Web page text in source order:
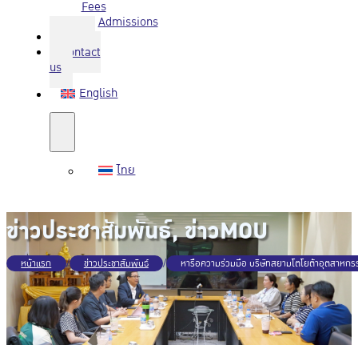
Fees
Admissions
Contact
us
English
ไทย
ข่าวประชาสัมพันธ์,ข่าวMOU
หน้าแรก / ข่าวประชาสัมพันธ์ / หารือความร่วมมือ บริษัทสยามโตโยต้าอุตสาหก